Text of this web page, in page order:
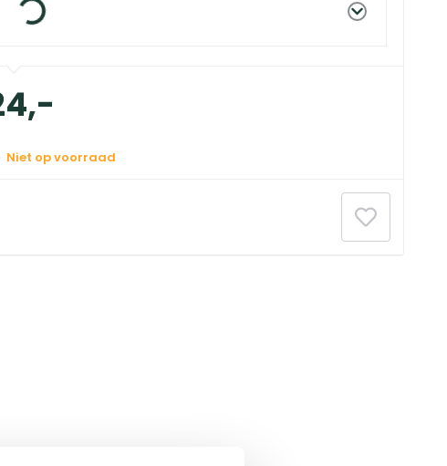
,-
Niet op voorraad